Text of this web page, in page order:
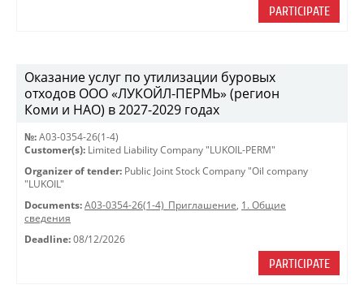
PARTICIPATE
Оказание услуг по утилизации буровых
отходов ООО «ЛУКОЙЛ-ПЕРМЬ» (регион
Коми и НАО) в 2027-2029 годах
№: A03-0354-26(1-4)
Customer(s): Limited Liability Company "LUKOIL-PERM"
Organizer of tender: Public Joint Stock Company "Oil company
"LUKOIL"
Documents: A03-0354-26(1-4)_Приглашение, 1. Общие
сведения
Deadline: 08/12/2026
PARTICIPATE